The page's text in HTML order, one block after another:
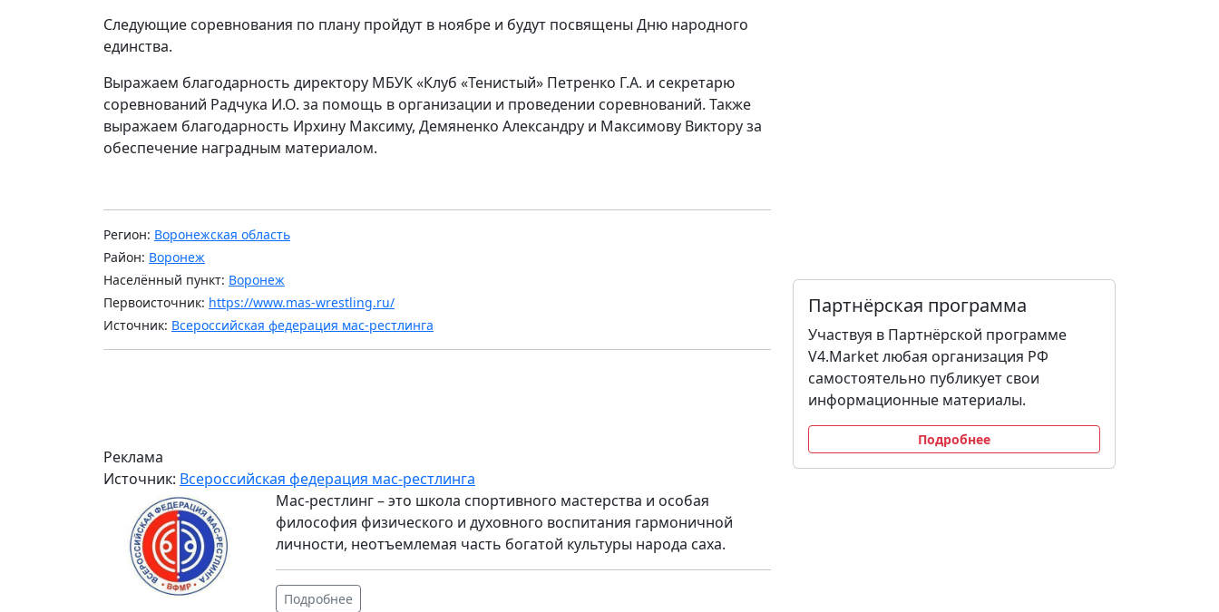
Следующие соревнования по плану пройдут в ноябре и будут посвящены Дню народного
единства.
Выражаем благодарность директору МБУК «Клуб «Тенистый» Петренко Г.А. и секретарю
соревнований Радчука И.О. за помощь в организации и проведении соревнований. Также
выражаем благодарность Ирхину Максиму, Демяненко Александру и Максимову Виктору за
обеспечение наградным материалом.
Регион: Воронежская область
Район: Воронеж
Населённый пункт: Воронеж
Первоисточник: https://www.mas-wrestling.ru/
Источник: Всероссийская федерация мас-рестлинга
Реклама
Источник: Всероссийская федерация мас-рестлинга
Мас-рестлинг – это школа спортивного мастерства и особая
философия физического и духовного воспитания гармоничной
личности, неотъемлемая часть богатой культуры народа саха.
Подробнее
Партнёрская программа
Участвуя в Партнёрской программе
V4.Market любая организация РФ
самостоятельно публикует свои
информационные материалы.
Подробнее